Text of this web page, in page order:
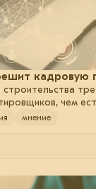
кадровую
чем
мнение